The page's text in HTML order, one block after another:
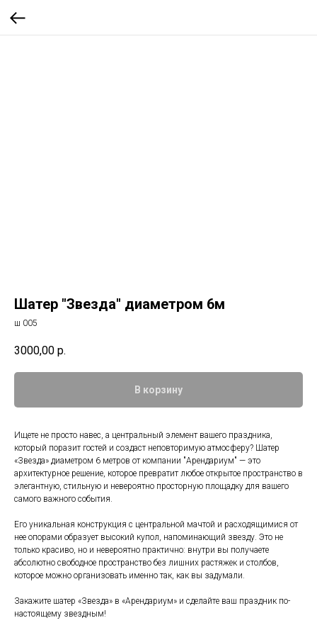
Шатер "Звезда" диаметром 6м
ш 005
3000,00 р.
В корзину
Ищете не просто навес, а центральный элемент вашего праздника,
который поразит гостей и создаст неповторимую атмосферу? Шатер
«Звезда» диаметром 6 метров от компании "Арендариум" — это
архитектурное решение, которое превратит любое открытое пространство в
элегантную, стильную и невероятно просторную площадку для вашего
самого важного события.
Его уникальная конструкция с центральной мачтой и расходящимися от
нее опорами образует высокий купол, напоминающий звезду. Это не
только красиво, но и невероятно практично: внутри вы получаете
абсолютно свободное пространство без лишних растяжек и столбов,
которое можно организовать именно так, как вы задумали.
Закажите шатер «Звезда» в «Арендариум» и сделайте ваш праздник по-
настоящему звездным!